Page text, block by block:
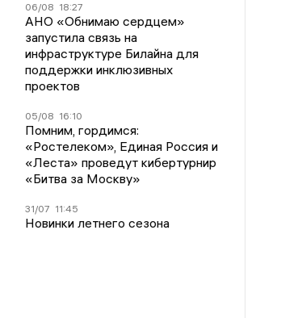
06/08 18:27
АНО «Обнимаю сердцем»
запустила связь на
инфраструктуре Билайна для
поддержки инклюзивных
проектов
05/08 16:10
Помним, гордимся:
«Ростелеком», Единая Россия и
«Леста» проведут кибертурнир
«Битва за Москву»
31/07 11:45
Новинки летнего сезона